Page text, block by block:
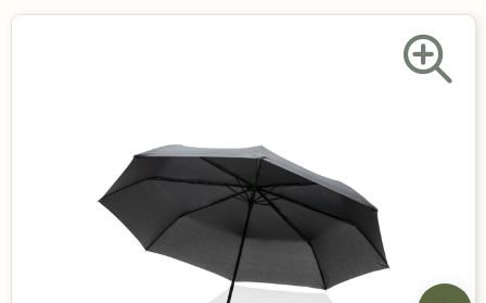
Kantoorartikelen
Made in Europe
Recycled
Bestsellers